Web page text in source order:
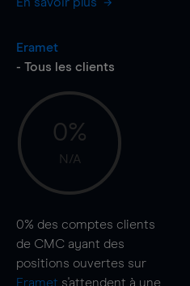
Eramet
- Tous les clients
0%
N/A
0% des comptes clients
de CMC ayant des
positions ouvertes sur
Eramet s'attendent à une